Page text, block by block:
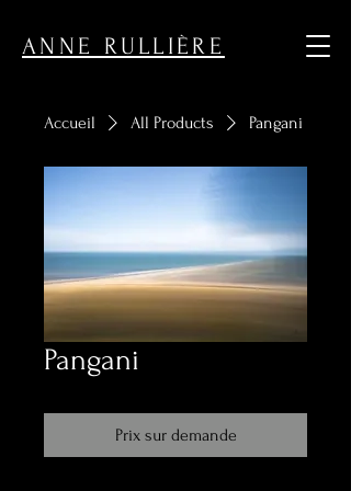
ANNE RULLIÈRE
Accueil All Products Pangani
Pangani
Prix sur demande